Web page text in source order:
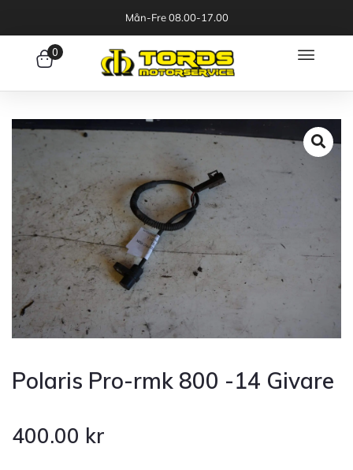
Mån-Fre 08.00-17.00
0
Polaris Pro-rmk 800 -14 Givare
400.00 kr